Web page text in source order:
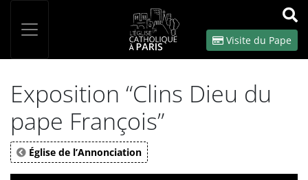
OK
Visite du Pape
Exposition “Clins Dieu du
pape François”
Église de l’Annonciation
Panneau de gestion des cookies